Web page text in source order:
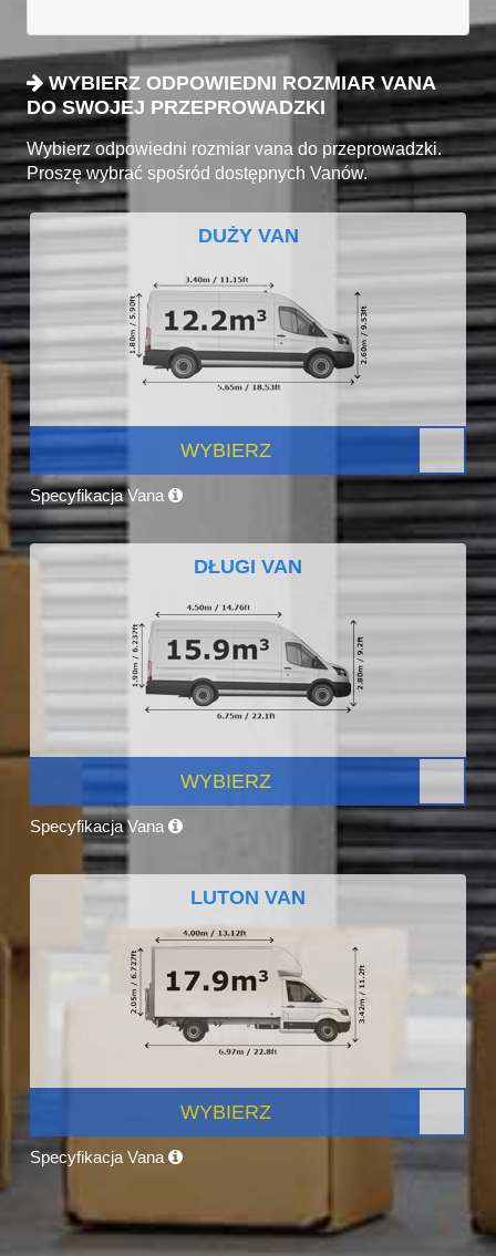
WYBIERZ ODPOWIEDNI ROZMIAR VANA
DO SWOJEJ PRZEPROWADZKI
Wybierz odpowiedni rozmiar vana do przeprowadzki.
Proszę wybrać spośród dostępnych Vanów.
DUŻY VAN
WYBIERZ
Specyfikacja Vana
DŁUGI VAN
WYBIERZ
Specyfikacja Vana
LUTON VAN
WYBIERZ
Specyfikacja Vana